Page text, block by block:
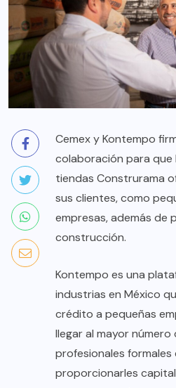
Cemex y Kontempo
colaboración para que
tiendas Construrama
sus clientes, como
empresas, además de
construcción.
Kontempo es una
industrias en México
crédito a pequeñas
llegar al mayor
profesionales
proporcionarles